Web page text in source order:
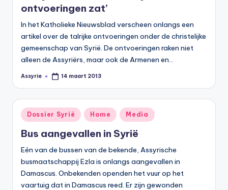
ontvoeringen zat’
In het Katholieke Nieuwsblad verscheen onlangs een
artikel over de talrijke ontvoeringen onder de christelijke
gemeenschap van Syrië. De ontvoeringen raken niet
alleen de Assyriërs, maar ook de Armenen en…
Geplaatst
Assyrie 14 maart 2013
Geplaatst
in
Dossier Syrië Home Media
Bus aangevallen in Syrië
Eén van de bussen van de bekende, Assyrische
busmaatschappij Ezla is onlangs aangevallen in
Damascus. Onbekenden openden het vuur op het
vaartuig dat in Damascus reed. Er zijn gewonden